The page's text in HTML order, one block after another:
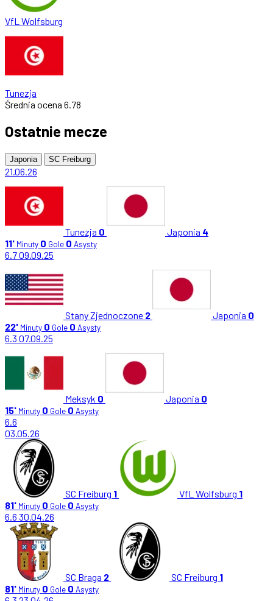
VfL Wolfsburg
Tunezja
Średnia ocena 6.78
Ostatnie mecze
Japonia SC Freiburg
21.06.26
Tunezja 0 Japonia 4
11' Minuty 0 Gole 0 Asysty
6.709.09.25
Stany Zjednoczone 2 Japonia 0
22' Minuty 0 Gole 0 Asysty
6.3 07.09.25
Meksyk 0 Japonia 0
15' Minuty 0 Gole 0 Asysty
6.6
03.05.26
SC Freiburg 1 VfL Wolfsburg 1
81' Minuty 0 Gole 0 Asysty
6.6 30.04.26
SC Braga 2 SC Freiburg 1
81' Minuty 0 Gole 0 Asysty